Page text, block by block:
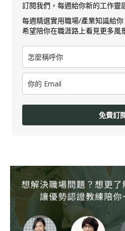
訂閱我們，每週給你新的工作靈
每週精選實用職場/產業知識給
希望陪你在職涯路上看見更多風
免費訂